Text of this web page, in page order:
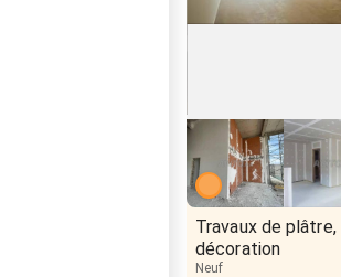
Travaux de
décoration
Neuf